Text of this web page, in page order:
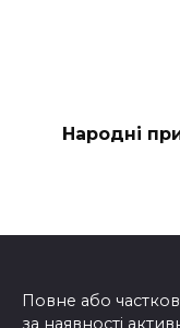
Народні
Повне або
за наявності